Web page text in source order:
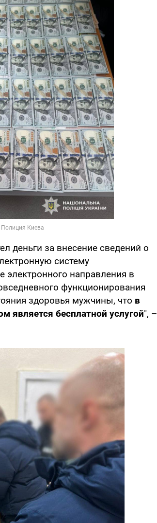
деньги за внесение сведений о
систему
направления в
функционирования
здоровья мужчины, что в
является бесплатной услугой", –